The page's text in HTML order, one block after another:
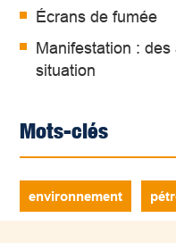
Écrans de fumée
Manifestation :
situation
Mots-clés
environnement